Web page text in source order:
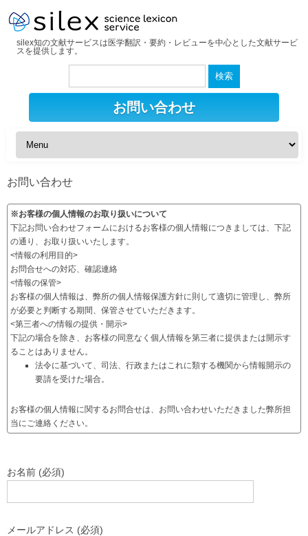
silex知の文献サービスは医学翻訳・要約・レビューを中心とした文献サービ
スを提供します。
検
お問い合わせ
お問い合わせ
※お客様の個人情報のお取り扱いについて
下記お問い合わせフォームにおけるお客様の個人情報につきましては、下記
の通り、お取り扱いいたします。
<情報の利用目的>
お問合せへの対応、確認連絡
<情報の保管>
お客様の個人情報は、弊所の個人情報保護方針に則して適切に管理し、弊所
が必要と判断する期間、保管させていただきます。
<第三者への情報の提供・開示>
下記の場合を除き、お客様の同意なく個人情報を第三者に提供または開示す
ることはありません。
法令に基づいて、司法、行政またはこれに類する機関から情報開示の
要請を受けた場合。
お客様の個人情報に関するお問合せは、お問い合わせいただきました弊所担
当にご連絡ください。
お名前 (必須)
メールアドレス (必須)